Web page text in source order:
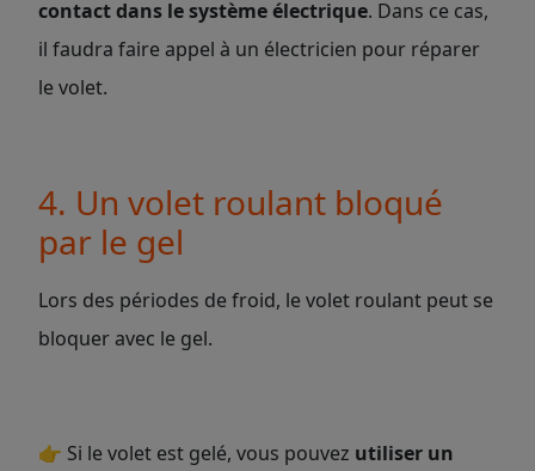
contact dans le système électrique. Dans ce cas,
il faudra faire appel à un électricien pour réparer
le volet.
4. Un volet roulant bloqué
par le gel
Lors des périodes de froid, le volet roulant peut se
bloquer avec le gel.
👉 Si le volet est gelé, vous pouvez utiliser un